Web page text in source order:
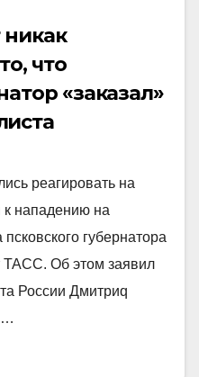
никак
что
«заказал»
реагировать на
к нападению на
губернатора
ТАСС. Об этом заявил
России Дмитриq